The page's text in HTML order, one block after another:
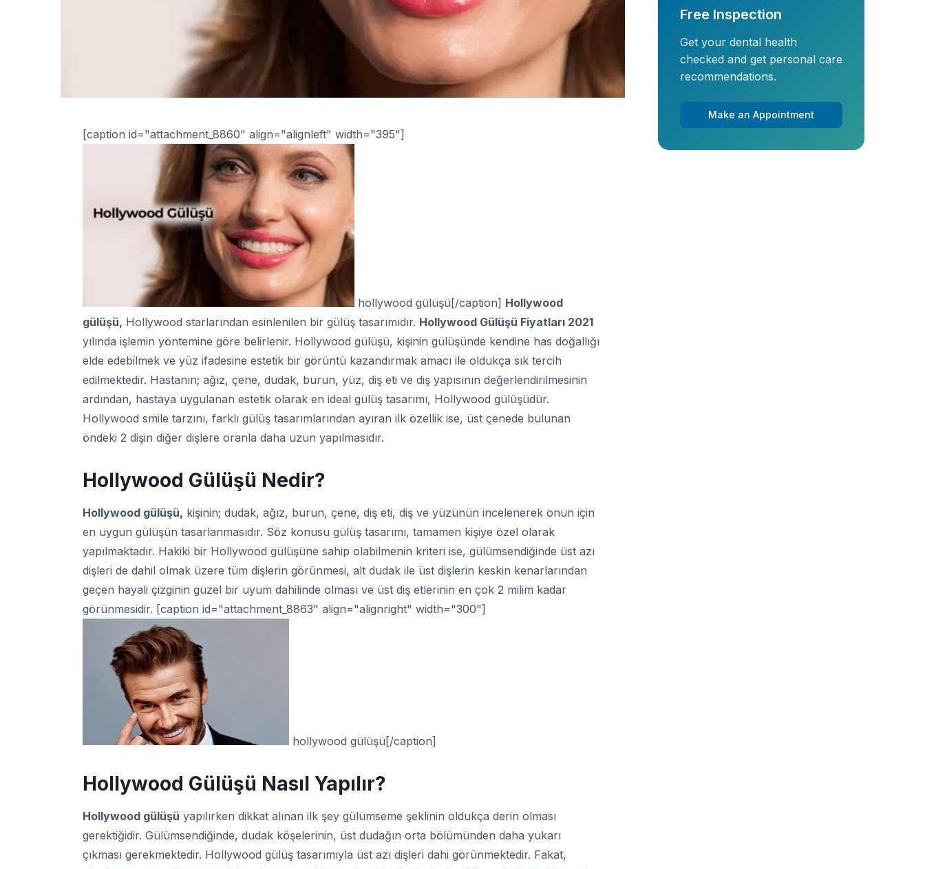
[caption id="attachment_8860" align="alignleft" width="395"]
hollywood gülüşü[/caption] Hollywood
gülüşü, Hollywood starlarından esinlenilen bir gülüş tasarımıdır. Hollywood Gülüşü Fiyatları 2021
yılında işlemin yöntemine göre belirlenir. Hollywood gülüşü, kişinin gülüşünde kendine has doğallığı
elde edebilmek ve yüz ifadesine estetik bir görüntü kazandırmak amacı ile oldukça sık tercih
edilmektedir. Hastanın; ağız, çene, dudak, burun, yüz, diş eti ve diş yapısının değerlendirilmesinin
ardından, hastaya uygulanan estetik olarak en ideal gülüş tasarımı, Hollywood gülüşüdür.
Hollywood smile tarzını, farklı gülüş tasarımlarından ayıran ilk özellik ise, üst çenede bulunan
öndeki 2 dişin diğer dişlere oranla daha uzun yapılmasıdır.
Hollywood Gülüşü Nedir?
Hollywood gülüşü, kişinin; dudak, ağız, burun, çene, diş eti, diş ve yüzünün incelenerek onun için
en uygun gülüşün tasarlanmasıdır. Söz konusu gülüş tasarımı, tamamen kişiye özel olarak
yapılmaktadır. Hakiki bir Hollywood gülüşüne sahip olabilmenin kriteri ise, gülümsendiğinde üst azı
dişleri de dahil olmak üzere tüm dişlerin görünmesi, alt dudak ile üst dişlerin keskin kenarlarından
geçen hayali çizginin güzel bir uyum dahilinde olması ve üst diş etlerinin en çok 2 milim kadar
görünmesidir. [caption id="attachment_8863" align="alignright" width="300"]
hollywood gülüşü[/caption]
Hollywood Gülüşü Nasıl Yapılır?
Hollywood gülüşü yapılırken dikkat alınan ilk şey gülümseme şeklinin oldukça derin olması
gerektiğidir. Gülümsendiğinde, dudak köşelerinin, üst dudağın orta bölümünden daha yukarı
çıkması gerekmektedir. Hollywood gülüş tasarımıyla üst azı dişleri dahi görünmektedir. Fakat,
Free Inspection
Get your dental health
checked and get personal care
recommendations.
Make an Appointment